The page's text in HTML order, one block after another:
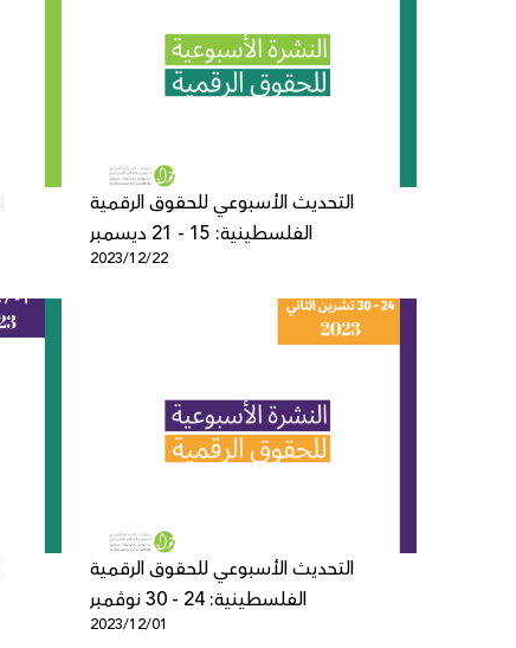
التحديث الأسبوعي للحقوق الرقمية
الفلسطينية: 15 - 21 ديسمبر
2023/12/22
التحديث الأسبوعي للحقوق الرقمية
الفلسطينية: 24 - 30 نوڤمبر
2023/12/01